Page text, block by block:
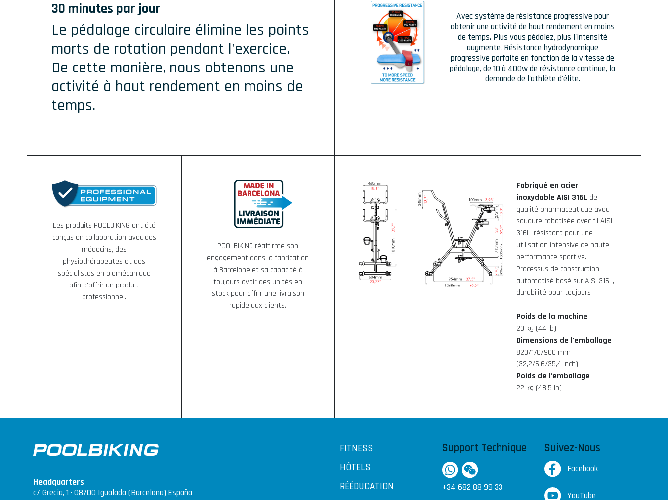
30 minutes par jour
Le pédalage circulaire élimine les points
morts de rotation pendant l'exercice.
De cette manière, nous obtenons une
activité à haut rendement en moins de
temps.
Avec système de résistance progressive pour
obtenir une activité de haut rendement en moins
de temps. Plus vous pédalez, plus l'intensité
augmente. Résistance hydrodynamique
progressive parfaite en fonction de la vitesse de
pédalage, de 10 à 400w de résistance continue, la
demande de l'athlète d'élite.
Les produits POOLBIKING ont été
conçus en collaboration avec des
médecins, des
physiothérapeutes et des
spécialistes en biomécanique
afin d'offrir un produit
professionnel.
POOLBIKING réaffirme son
engagement dans la fabrication
à Barcelone et sa capacité à
toujours avoir des unités en
stock pour offrir une livraison
rapide aux clients.
Fabriqué en acier
inoxydable AISI 316L de
qualité pharmaceutique avec
soudure robotisée avec fil AISI
316L, résistant pour une
utilisation intensive de haute
performance sportive.
Processus de construction
automatisé basé sur AISI 316L,
durabilité pour toujours
Poids de la machine
20 kg (44 lb)
Dimensions de l'emballage
820/170/900 mm
(32,2/6,6/35,4 inch)
Poids de l'emballage
22 kg (48,5 lb)
Headquarters
c/ Grecia, 1 · 08700 Igualada (Barcelona) España
FITNESS
HÔTELS
RÉÉDUCATION
Support Technique
+34 682 88 99 33
Suivez-Nous
Facebook
YouTube